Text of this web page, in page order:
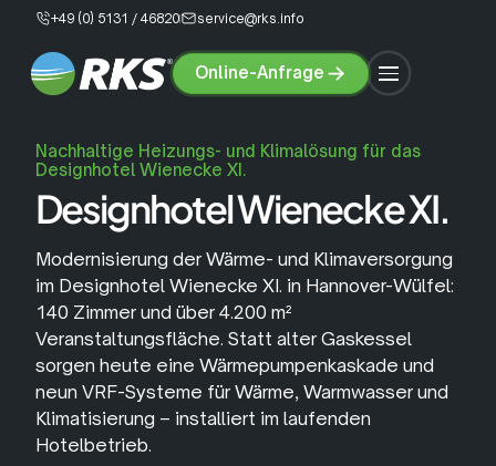
+49 (0) 5131 / 46820 service@rks.info
Klimatechnik
Wärmepumpen
Service &
Wartung
Wärmepumpe
konfigurieren
konfigurieren
Über Uns
Online-Anfrage
Online-
Nachhaltige Heizungs- und Klimalösung für das
Designhotel Wienecke XI.
Designhotel Wienecke XI.
Modernisierung der Wärme- und Klimaversorgung
im Designhotel Wienecke XI. in Hannover-Wülfel:
140 Zimmer und über 4.200 m²
Veranstaltungsfläche. Statt alter Gaskessel
sorgen heute eine Wärmepumpenkaskade und
neun VRF-Systeme für Wärme, Warmwasser und
Klimatisierung – installiert im laufenden
Hotelbetrieb.